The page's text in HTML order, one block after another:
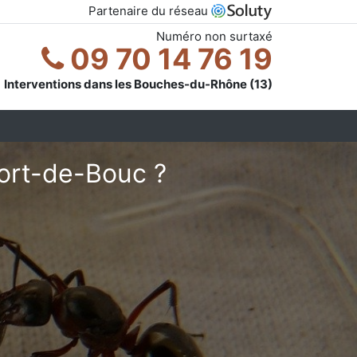
Partenaire du réseau
Numéro non surtaxé
09 70 14 76 19
Interventions dans les Bouches-du-Rhône (13)
de-Bouc ?